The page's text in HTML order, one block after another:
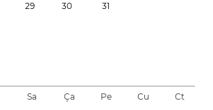
29 30 31
Sa Ça Pe Cu Ct